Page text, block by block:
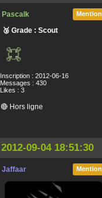
Mention
Pascalk
🥉 Grade : Scout
Inscription : 2012-06-16
Messages : 430
Likes : 3
🔴 Hors ligne
2012-09-04 18:51:30
Mention
Jaffaar